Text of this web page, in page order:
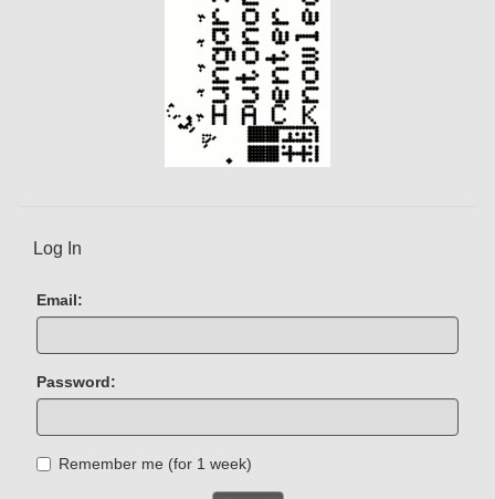
Log In
Email:
Password:
Remember me (for 1 week)